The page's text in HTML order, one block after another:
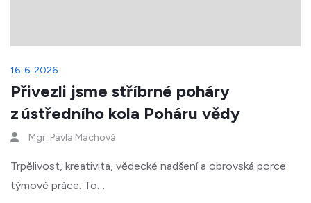
16. 6. 2026
Přivezli jsme stříbrné poháry
z ústředního kola Poháru vědy
Mgr. Pavla Machová
Trpělivost, kreativita, vědecké nadšení a obrovská porce
týmové práce. To…